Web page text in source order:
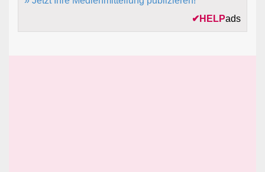
✔ HELPads